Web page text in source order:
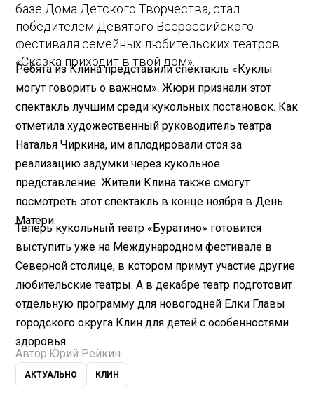
базе Дома Детского Творчества, стал
победителем Девятого Всероссийского
фестиваля семейных любительских театров
«Сказка приходит в твой дом».
Ребята из Клина представили спектакль «Куклы
могут говорить о важном». Жюри признали этот
спектакль лучшим среди кукольных постановок. Как
отметила художественный руководитель театра
Наталья Чиркина, им аплодировали стоя за
реализацию задумки через кукольное
представление. Жители Клина также смогут
посмотреть этот спектакль в конце ноября в День
Матери.
Теперь кукольный театр «Буратино» готовится
выступить уже на Международном фестивале в
Северной столице, в котором примут участие другие
любительские театры. А в декабре театр подготовит
отдельную программу для новогодней Елки Главы
городского округа Клин для детей с особенностями
здоровья.
Автор:Юрий Рейкин
АКТУАЛЬНО КЛИН